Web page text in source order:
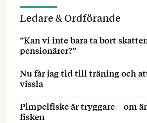
Ledare & Ordförande
”Kan vi inte bara ta bort
pensionärer?”
Nu får jag tid till träning och
vissla
Pimpelfiske är tryggare – om
fisken